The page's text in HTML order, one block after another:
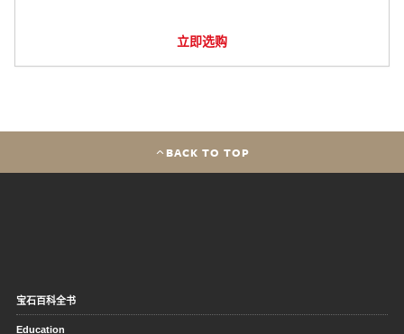
立即选购
BACK TO TOP
宝石百科全书
Education